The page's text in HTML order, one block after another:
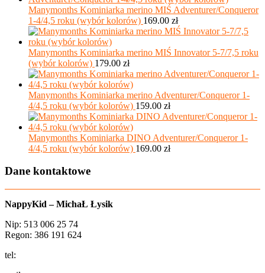
Manymonths Kominiarka merino MIŚ Adventurer/Conqueror
1-4/4,5 roku (wybór kolorów) 169.00 zł
Manymonths Kominiarka merino MIŚ Innovator 5-7/7,5 roku
(wybór kolorów) 179.00 zł
Manymonths Kominiarka merino Adventurer/Conqueror 1-
4/4,5 roku (wybór kolorów) 159.00 zł
Manymonths Kominiarka DINO Adventurer/Conqueror 1-
4/4,5 roku (wybór kolorów) 169.00 zł
Dane kontaktowe
NappyKid – MichaŁ Łysik
Nip: 513 006 25 74
Regon: 386 191 624
tel: